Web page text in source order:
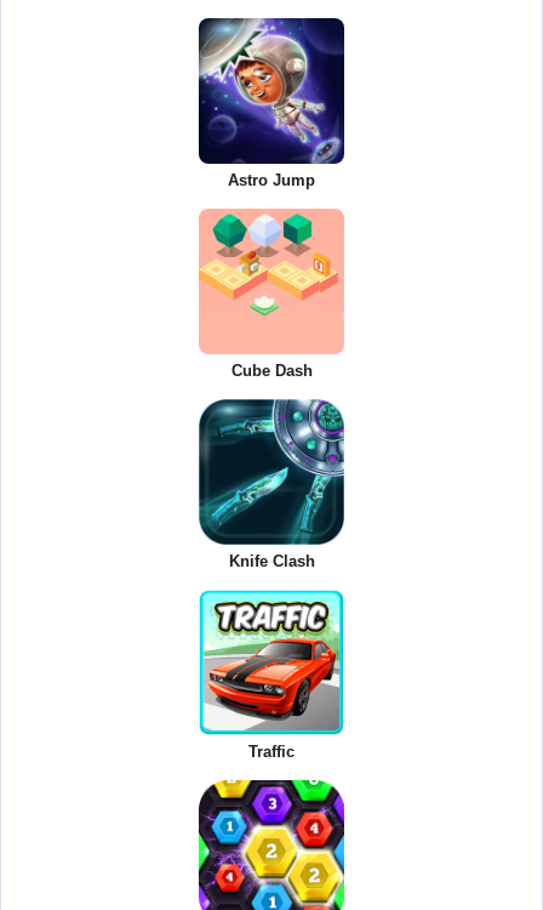
Astro Jump
Cube Dash
Knife Clash
Traffic